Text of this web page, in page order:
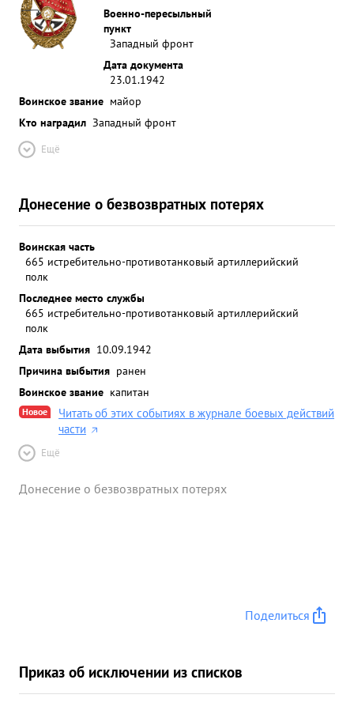
Военно-пересыльный
пункт
Западный фронт
Дата документа
23.01.1942
Воинское звание майор
Кто наградил Западный фронт
Ещё
Донесение о безвозвратных потерях
Воинская часть
665 истребительно-противотанковый артиллерийский
полк
Последнее место службы
665 истребительно-противотанковый артиллерийский
полк
Дата выбытия 10.09.1942
Причина выбытия ранен
Воинское звание капитан
Новое
Читать об этих событиях в журнале боевых действий
части
Ещё
Донесение о безвозвратных потерях
Поделиться
Приказ об исключении из списков